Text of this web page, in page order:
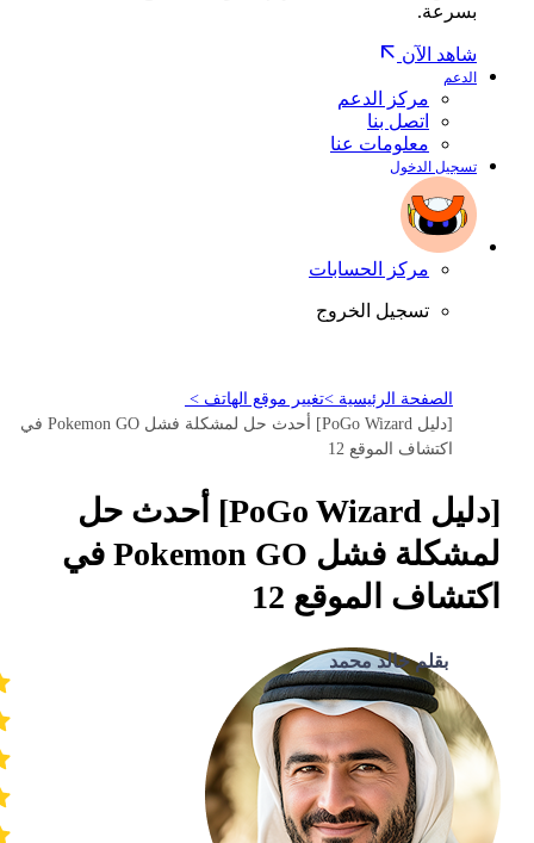
بسرعة.
شاهد الآن
الدعم
مركز الدعم
اتصل بنا
معلومات عنا
تسجيل الدخول
مركز الحسابات
تسجيل الخروج
الصفحة الرئيسية >تغيير موقع الهاتف >
[دليل PoGo Wizard] أحدث حل لمشكلة فشل Pokemon GO في
اكتشاف الموقع 12
[دليل PoGo Wizard] أحدث حل
لمشكلة فشل Pokemon GO في
اكتشاف الموقع 12
بقلم خالد محمد